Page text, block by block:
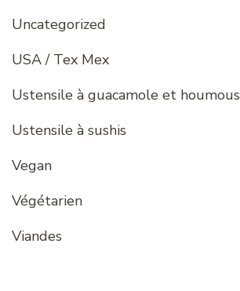
Uncategorized
USA / Tex Mex
Ustensile à guacamole et houmous
Ustensile à sushis
Vegan
Végétarien
Viandes